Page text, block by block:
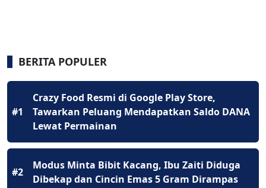
BERITA POPULER
#1
Crazy Food Resmi di Google Play Store,
Tawarkan Peluang Mendapatkan Saldo DANA
Lewat Permainan
#2
Modus Minta Bibit Kacang, Ibu Zaiti Diduga
Dibekap dan Cincin Emas 5 Gram Dirampas